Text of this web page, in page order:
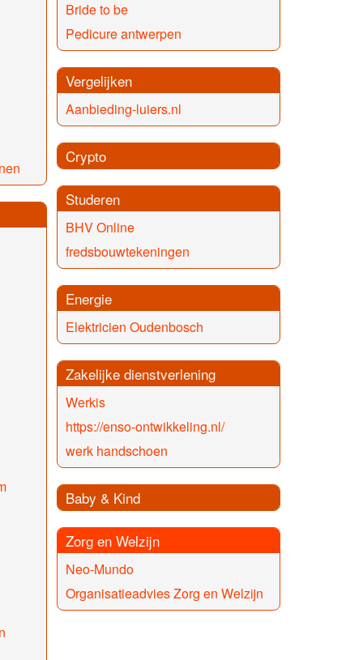
Bride to be
Pedicure antwerpen
Vergelijken
Aanbieding-luiers.nl
Crypto
Studeren
BHV Online
fredsbouwtekeningen
Energie
Elektricien Oudenbosch
Zakelijke dienstverlening
Werkis
https://enso-ontwikkeling.nl/
werk handschoen
Baby & Kind
Zorg en Welzijn
Neo-Mundo
Organisatieadvies Zorg en Welzijn